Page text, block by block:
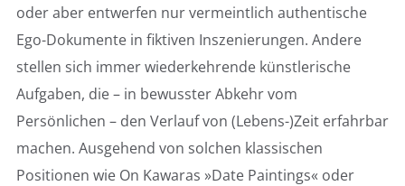
oder aber entwerfen nur vermeintlich authentische
Ego-Dokumente in fiktiven Inszenierungen. Andere
stellen sich immer wiederkehrende künstlerische
Aufgaben, die – in bewusster Abkehr vom
Persönlichen – den Verlauf von (Lebens-)Zeit erfahrbar
machen. Ausgehend von solchen klassischen
Positionen wie On Kawaras »Date Paintings« oder